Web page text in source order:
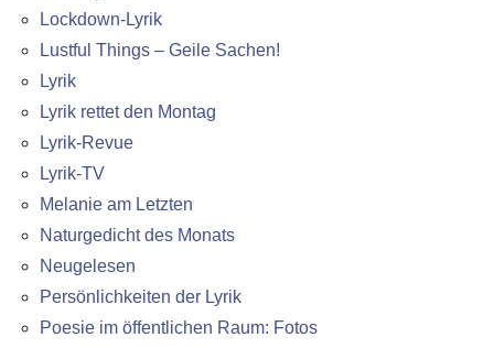
Lockdown-Lyrik
Lustful Things – Geile Sachen!
Lyrik
Lyrik rettet den Montag
Lyrik-Revue
Lyrik-TV
Melanie am Letzten
Naturgedicht des Monats
Neugelesen
Persönlichkeiten der Lyrik
Poesie im öffentlichen Raum: Fotos